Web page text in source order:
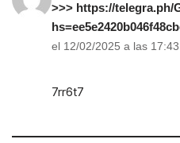
>>> https://telegra.ph/
el 12/02/2025 a las 17:43
7rr6t7